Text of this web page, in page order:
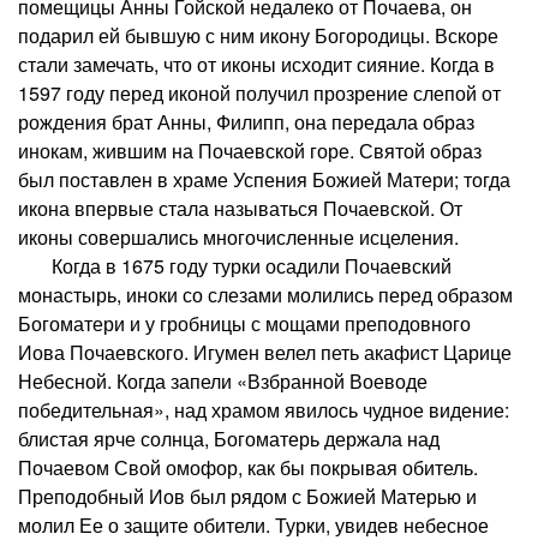
помещицы Анны Гойской недалеко от Почаева, он
подарил ей бывшую с ним икону Богородицы. Вскоре
стали замечать, что от иконы исходит сияние. Когда в
1597 году перед иконой получил прозрение слепой от
рождения брат Анны, Филипп, она передала образ
инокам, жившим на Почаевской горе. Святой образ
был поставлен в храме Успения Божией Матери; тогда
икона впервые стала называться Почаевской. От
иконы совершались многочисленные исцеления.
Когда в 1675 году турки осадили Почаевский
монастырь, иноки со слезами молились перед образом
Богоматери и у гробницы с мощами преподовного
Иова Почаевского. Игумен велел петь акафист Царице
Небесной. Когда запели «Взбранной Воеводе
победительная», над храмом явилось чудное видение:
блистая ярче солнца, Богоматерь держала над
Почаевом Свой омофор, как бы покрывая обитель.
Преподобный Иов был рядом с Божией Матерью и
молил Ее о защите обители. Турки, увидев небесное